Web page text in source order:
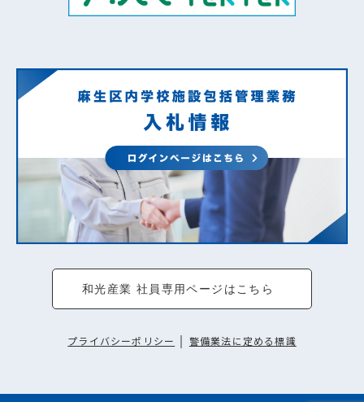
和光産業 社員専用ページはこちら
プライバシーポリシー 警備業法に定める標識